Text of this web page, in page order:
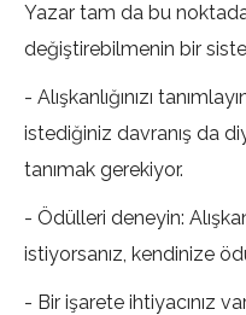
Yazar tam da bu noktada
değiştirebilmenin bir
- Alışkanlığınızı
istediğiniz davranış da
tanımak gerekiyor.
- Ödülleri deneyin:
istiyorsanız, kendinize
- Bir işarete ihtiyacınız